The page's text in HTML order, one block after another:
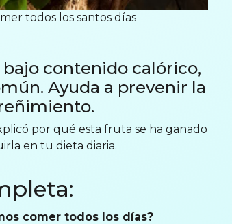
todos los santos días
contenido calórico,
Ayuda a prevenir la
por qué esta fruta se ha ganado
en tu dieta diaria.
comer todos los días?